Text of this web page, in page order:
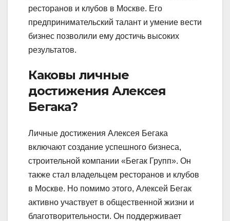
ресторанов и клубов в Москве. Его
предпринимательский талант и умение вести
бизнес позволили ему достичь высоких
результатов.
Каковы личные
достижения Алексея
Бегака?
Личные достижения Алексея Бегака
включают создание успешного бизнеса,
строительной компании «Бегак Групп». Он
также стал владельцем ресторанов и клубов
в Москве. Но помимо этого, Алексей Бегак
активно участвует в общественной жизни и
благотворительности. Он поддерживает